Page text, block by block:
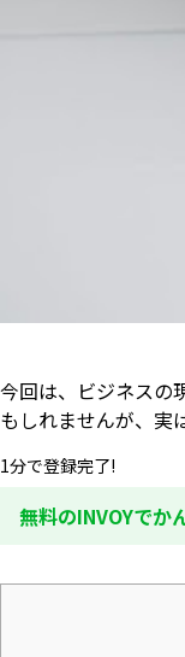
今回は、ビジネスの
もしれませんが、実
1分で登録完了!
無料のINVOYでか